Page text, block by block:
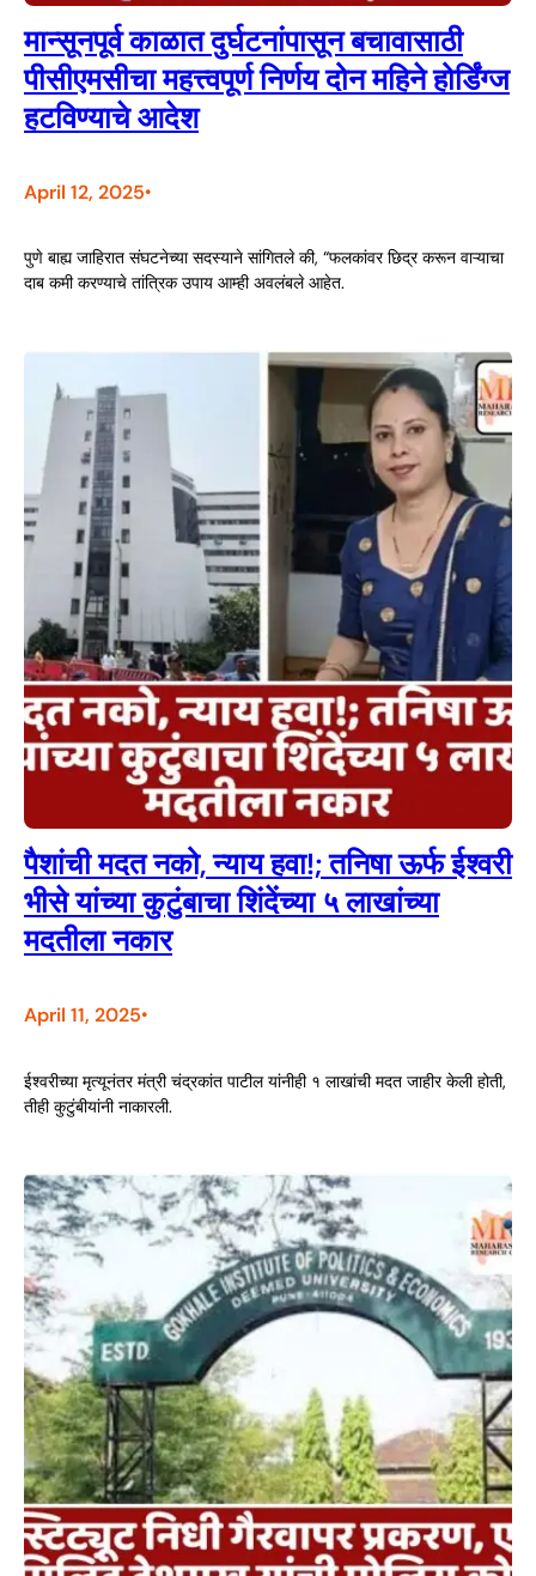
मान्सूनपूर्व काळात दुर्घटनांपासून बचावासाठी
पीसीएमसीचा महत्त्वपूर्ण निर्णय दोन महिने होर्डिंग्ज
हटविण्याचे आदेश
April 12, 2025•
पुणे बाह्य जाहिरात संघटनेच्या सदस्याने सांगितले की, “फलकांवर छिद्र करून वाऱ्याचा
दाब कमी करण्याचे तांत्रिक उपाय आम्ही अवलंबले आहेत.
पैशांची मदत नको, न्याय हवा!; तनिषा ऊर्फ ईश्वरी
भीसे यांच्या कुटुंबाचा शिंदेंच्या ५ लाखांच्या
मदतीला नकार
April 11, 2025•
ईश्वरीच्या मृत्यूनंतर मंत्री चंद्रकांत पाटील यांनीही १ लाखांची मदत जाहीर केली होती,
तीही कुटुंबीयांनी नाकारली.